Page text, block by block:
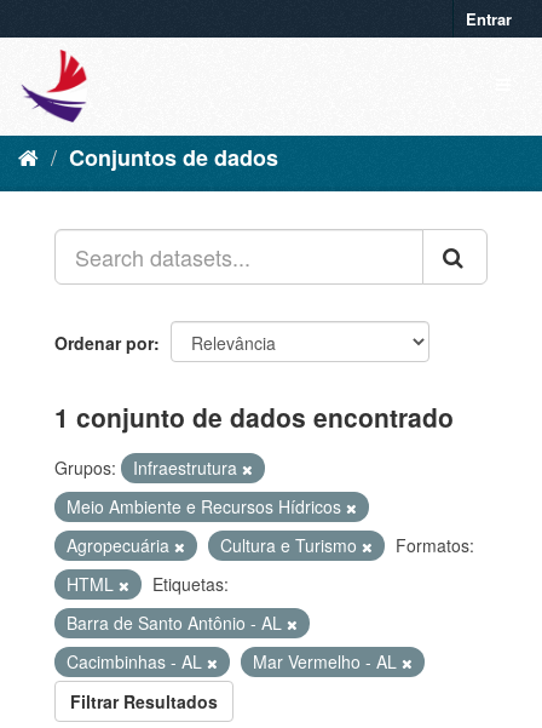
Entrar
Conjuntos de dados
Ordenar por
1 conjunto de dados encontrado
Grupos:
Infraestrutura
Meio Ambiente e Recursos Hídricos
Agropecuária
Cultura e Turismo
Formatos:
HTML
Etiquetas:
Barra de Santo Antônio - AL
Cacimbinhas - AL
Mar Vermelho - AL
Filtrar Resultados